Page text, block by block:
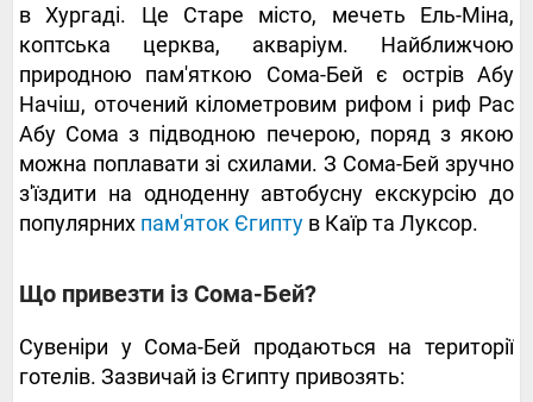
в Хургаді. Це Старе місто, мечеть Ель-Міна,
коптська церква, акваріум. Найближчою
природною пам'яткою Сома-Бей є острів Абу
Начіш, оточений кілометровим рифом і риф Рас
Абу Сома з підводною печерою, поряд з якою
можна поплавати зі схилами. З Сома-Бей зручно
з'їздити на одноденну автобусну екскурсію до
популярних пам'яток Єгипту в Каїр та Луксор.
Що привезти із Сома-Бей?
Сувеніри у Сома-Бей продаються на території
готелів. Зазвичай із Єгипту привозять: